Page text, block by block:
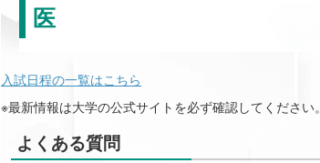
医
入試日程の一覧はこちら
※最新情報は大学の公式サイトを必ず確認してください。
よくある質問